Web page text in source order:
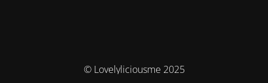
© Lovelyliciousme 2025